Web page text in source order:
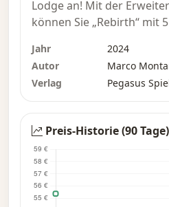
Lodge an! Mit der
können Sie „Rebirth“ mit
Jahr
2024
Autor
Marco
Verlag
Pegasus
Preis-Historie (90 Tage)